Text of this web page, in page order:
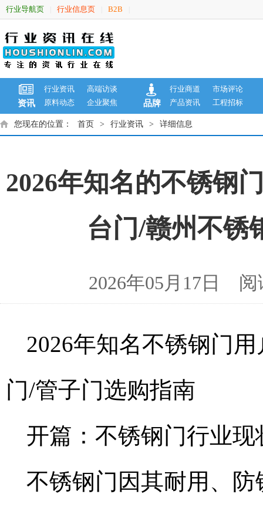
行业导航页 行业信息页 B2B
资讯
行业资讯
高端访谈
原料动态
企业聚焦 品牌
行业商道
市场评论
产品资讯
工程招标
您现在的位置： 首页 > 行业资讯 > 详细信息
2026年知名的不锈钢
台门/赣州不锈
2026年05月17日
2026年知名不锈钢门
门/管子门选购指南
开篇：不锈钢门行业
不锈钢门因其耐用、